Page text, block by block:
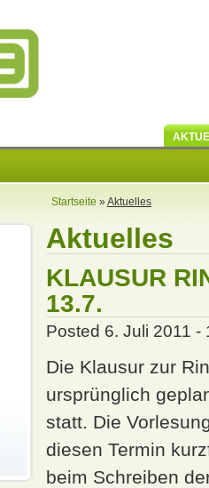
Startseite »Aktuelles
Aktuelles
KLAUSUR
13.7.
Posted 6. Juli 2011 -
Die Klausur zur
ursprünglich
statt. Die
diesen Termin
beim Schreiben